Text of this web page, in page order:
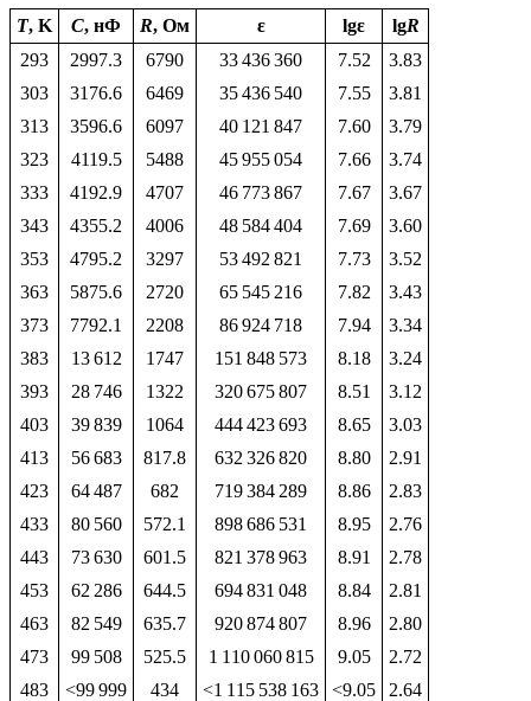
Т, K C, нФ R, Oм ε lgε lgR
293
2997.3 6790 33 436 360 7.52
3.83
303
3176.6 6469 35 436 540 7.55
3.81
313
3596.6 6097 40 121 847 7.60
3.79
323
4119.5 5488 45 955 054 7.66
3.74
333
4192.9 4707 46 773 867 7.67
3.67
343
4355.2 4006 48 584 404 7.69
3.60
353
4795.2 3297 53 492 821 7.73
3.52
363
5875.6 2720 65 545 216 7.82
3.43
373
7792.1 2208 86 924 718 7.94
3.34
383
13 612 1747 151 848 573 8.18
3.24
393
28 746 1322 320 675 807 8.51
3.12
403
39 839 1064 444 423 693 8.65
3.03
413
56 683 817.8 632 326 820 8.80
2.91
423
64 487 682 719 384 289 8.86
2.83
433
80 560 572.1 898 686 531 8.95
2.76
443
73 630 601.5 821 378 963 8.91
2.78
453
62 286 644.5 694 831 048 8.84
2.81
463
82 549 635.7 920 874 807 8.96
2.80
473
99 508 525.5 1 110 060 815 9.05
2.72
483
<99 999 434 <1 115 538 163 <9.05 2.64